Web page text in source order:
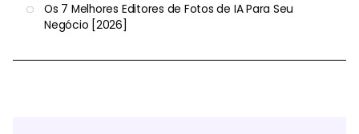
Os 7 Melhores Editores de Fotos de IA Para Seu
Negócio [2026]